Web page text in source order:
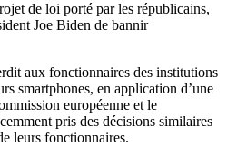
de loi porté par les républicains,
Joe Biden de bannir
aux fonctionnaires des institutions
smartphones, en application d’une
européenne et le
pris des décisions similaires
leurs fonctionnaires.